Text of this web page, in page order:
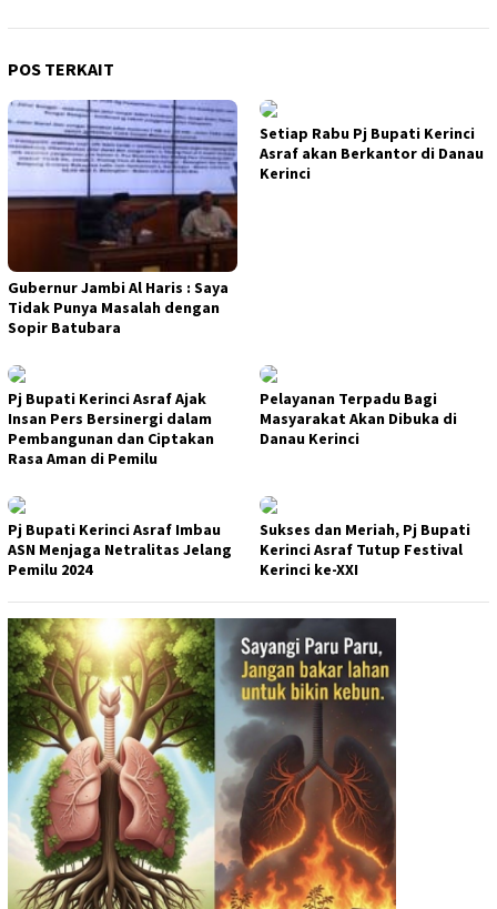
POS TERKAIT
Gubernur Jambi Al Haris : Saya
Tidak Punya Masalah dengan
Sopir Batubara
Setiap Rabu Pj Bupati Kerinci
Asraf akan Berkantor di Danau
Kerinci
Pj Bupati Kerinci Asraf Ajak
Insan Pers Bersinergi dalam
Pembangunan dan Ciptakan
Rasa Aman di Pemilu
Pelayanan Terpadu Bagi
Masyarakat Akan Dibuka di
Danau Kerinci
Pj Bupati Kerinci Asraf Imbau
ASN Menjaga Netralitas Jelang
Pemilu 2024
Sukses dan Meriah, Pj Bupati
Kerinci Asraf Tutup Festival
Kerinci ke-XXI